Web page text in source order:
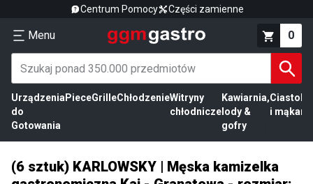
Centrum Pomocy Części zamienne
Menu 0
Urządzenia
do
Gotowania
PieceGrilleChłodzenieWitryny
chłodnicze
Kawiarnia,
lody &
gofry
Ciasto
i mąka
(6 sztuk) KARLOWSKY | Męska kamizelka